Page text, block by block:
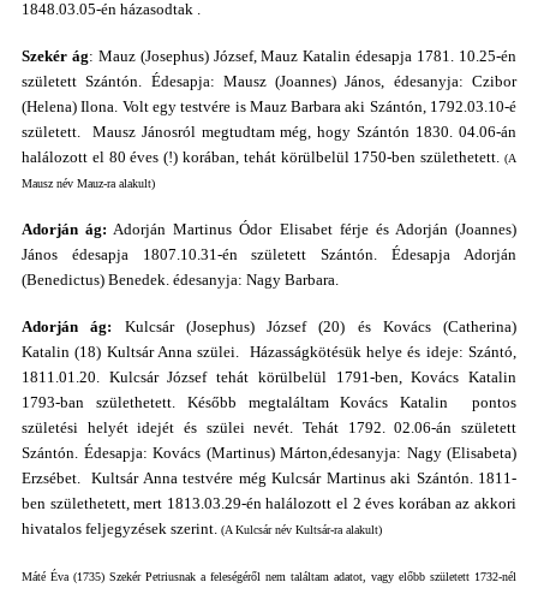
1848.03.05-én házasodtak .
Szekér ág: Mauz (Josephus) József, Mauz Katalin édesapja 1781. 10.25-én
született Szántón. Édesapja: Mausz (Joannes) János, édesanyja: Czibor
(Helena) Ilona. Volt egy testvére is Mauz Barbara aki Szántón, 1792.03.10-é
született. Mausz Jánosról megtudtam még, hogy Szántón 1830. 04.06-án
halálozott el 80 éves (!) korában, tehát körülbelül 1750-ben születhetett. (A
Mausz név Mauz-ra alakult)
Adorján ág: Adorján Martinus Ódor Elisabet férje és Adorján (Joannes)
János édesapja 1807.10.31-én született Szántón. Édesapja Adorján
(Benedictus) Benedek. édesanyja: Nagy Barbara.
Adorján ág: Kulcsár (Josephus) József (20) és Kovács (Catherina)
Katalin (18) Kultsár Anna szülei. Házasságkötésük helye és ideje: Szántó,
1811.01.20. Kulcsár József tehát körülbelül 1791-ben, Kovács Katalin
1793-ban születhetett. Később megtaláltam Kovács Katalin pontos
születési helyét idejét és szülei nevét. Tehát 1792. 02.06-án született
Szántón. Édesapja: Kovács (Martinus) Márton,édesanyja: Nagy (Elisabeta)
Erzsébet. Kultsár Anna testvére még Kulcsár Martinus aki Szántón. 1811-
ben születhetett, mert 1813.03.29-én halálozott el 2 éves korában az akkori
hivatalos feljegyzések szerint. (A Kulcsár név Kultsár-ra alakult)
Máté Éva (1735) Szekér Petriusnak a feleségéről nem találtam adatot, vagy előbb született 1732-nél